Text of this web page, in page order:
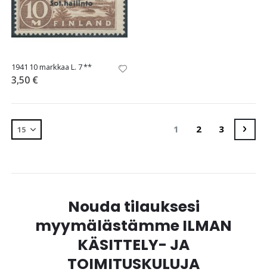
1941 10 markkaa L. 7 **
3,50 €
SivuYou're currently
1 Sivu
2 Sivu
3 Sivu
Nouda tilauksesi
myymälästämme ILMAN
KÄSITTELY- JA
TOIMITUSKULUJA